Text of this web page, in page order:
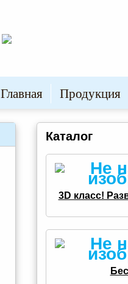
Главная Продукция
Каталог
3D класс!